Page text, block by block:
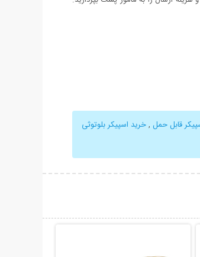
قابل حمل ,خرید اسپیکر بلوتوثی